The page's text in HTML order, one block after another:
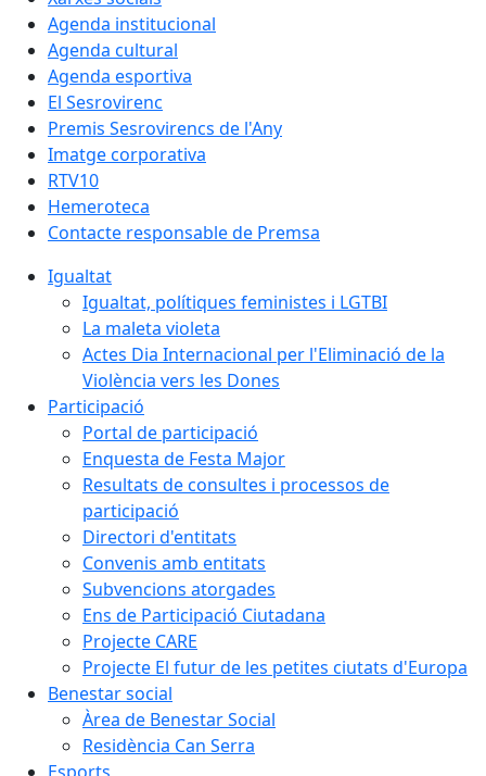
Agenda institucional
Agenda cultural
Agenda esportiva
El Sesrovirenc
Premis Sesrovirencs de l'Any
Imatge corporativa
RTV10
Hemeroteca
Contacte responsable de Premsa
Igualtat
Igualtat, polítiques feministes i LGTBI
La maleta violeta
Actes Dia Internacional per l'Eliminació de la
Violència vers les Dones
Participació
Portal de participació
Enquesta de Festa Major
Resultats de consultes i processos de
participació
Directori d'entitats
Convenis amb entitats
Subvencions atorgades
Ens de Participació Ciutadana
Projecte CARE
Projecte El futur de les petites ciutats d'Europa
Benestar social
Àrea de Benestar Social
Residència Can Serra